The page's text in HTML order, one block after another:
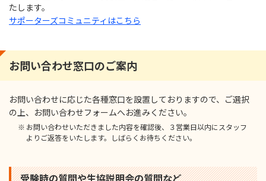
たします。
サポーターズコミュニティはこちら
お問い合わせ窓⼝のご案内
お問い合わせに応じた各種窓⼝を設置しておりますので、ご選択
の上、お問い合わせフォームへお進みください。
お問い合わせいただきました内容を確認後、３営業⽇以内にスタッフ
よりご返答をいたします。しばらくお待ちください。
受験時の質問や⽣協説明会の質問など